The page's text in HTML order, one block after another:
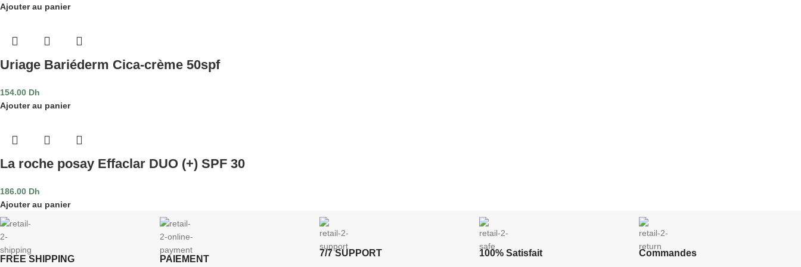
Ajouter au panier
Uriage Bariéderm Cica-crème 50spf
154.00 Dh
Ajouter au panier
La roche posay Effaclar DUO (+) SPF 30
186.00 Dh
Ajouter au panier
FREE SHIPPING PAIEMENT
7/7 SUPPORT 100% Satisfait Commandes